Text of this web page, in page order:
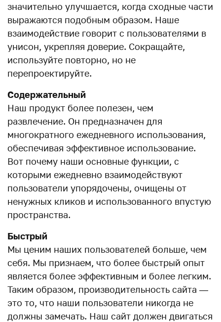
значительно улучшается, когда сходные части
выражаются подобным образом. Наше
взаимодействие говорит с пользователями в
унисон, укрепляя доверие. Сокращайте,
используйте повторно, но не
перепроектируйте.
Содержательный
Наш продукт более полезен, чем
развлечение. Он предназначен для
многократного ежедневного использования,
обеспечивая эффективное использование.
Вот почему наши основные функции, с
которыми ежедневно взаимодействуют
пользователи упорядочены, очищены от
ненужных кликов и использованного впустую
пространства.
Быстрый
Мы ценим наших пользователей больше, чем
себя. Мы признаем, что более быстрый опыт
является более эффективным и более легким.
Таким образом, производительность сайта —
это то, что наши пользователи никогда не
должны замечать. Наш сайт должен двигаться